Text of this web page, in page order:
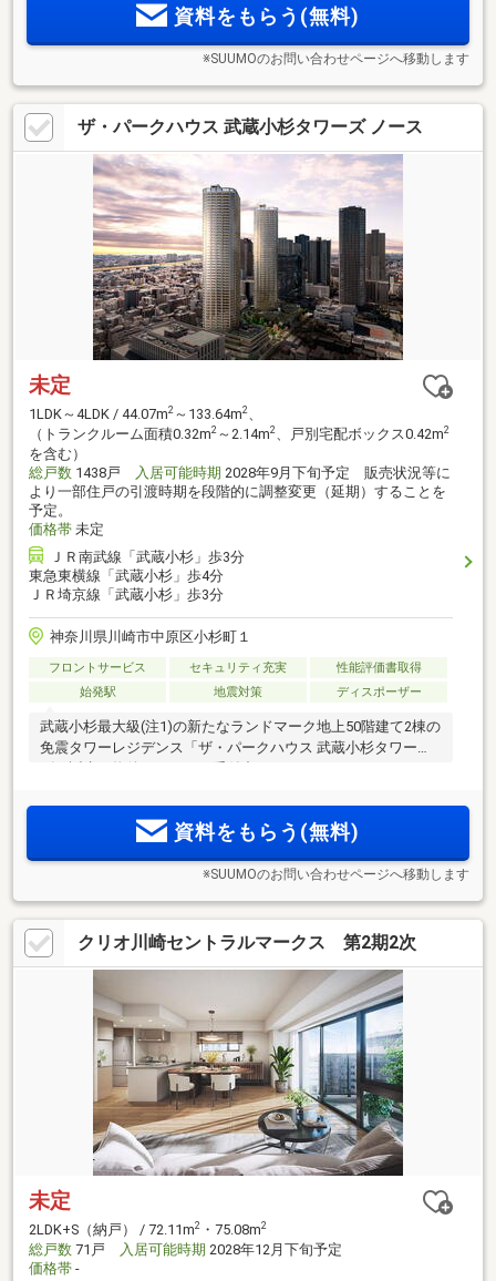
資料をもらう(無料)
※SUUMOのお問い合わせページへ移動します
ザ・パークハウス 武蔵小杉タワーズ ノース
未定
1LDK～4LDK / 44.07m2 ～133.64m2、
（トランクルーム面積0.32m2 ～2.14m2、戸別宅配ボックス0.42m2
を含む）
総戸数 1438戸 入居可能時期 2028年9月下旬予定 販売状況等に
より一部住戸の引渡時期を段階的に調整変更（延期）することを
予定。
価格帯 未定
ＪＲ南武線「武蔵小杉」歩3分
東急東横線「武蔵小杉」歩4分
ＪＲ埼京線「武蔵小杉」歩3分
神奈川県川崎市中原区小杉町１
フロントサービス セキュリティ充実
性能評価書取得
始発駅
地震対策 ディスポーザー
武蔵小杉最大級(注1)の新たなランドマーク地上50階建て2棟の
免震タワーレジデンス「ザ・パークハウス 武蔵小杉タワー
資料をもらう(無料)
※SUUMOのお問い合わせページへ移動します
クリオ川崎セントラルマークス 第2期2次
未定
2LDK+S（納戸） / 72.11m2 ・75.08m2
総戸数 71戸 入居可能時期 2028年12月下旬予定
価格帯 -